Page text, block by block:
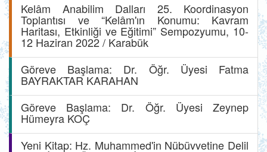
Kelâm Anabilim Dalları 25. Koordinasyon
Toplantısı ve “Kelâm'ın Konumu: Kavram
Haritası, Etkinliği ve Eğitimi” Sempozyumu, 10-
12 Haziran 2022 / Karabük
Göreve Başlama: Dr. Öğr. Üyesi Fatma
BAYRAKTAR KARAHAN
Göreve Başlama: Dr. Öğr. Üyesi Zeynep
Hümeyra KOÇ
Yeni Kitap: Hz. Muhammed'in Nübüvvetine Delil